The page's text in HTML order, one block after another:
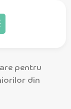
pentru
din